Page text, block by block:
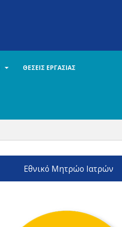
ΘΕΣΕΙΣ ΕΡΓΑΣΙΑΣ
Εθνικό Μητρώο Ιατρών